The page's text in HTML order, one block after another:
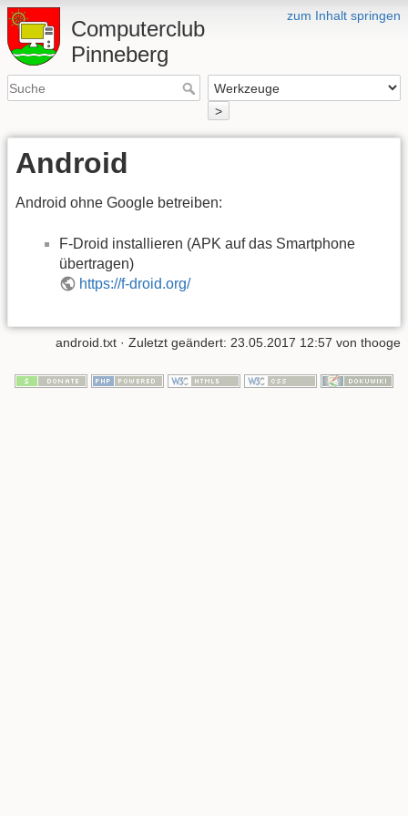
zum Inhalt springen
Computerclub
Pinneberg
>
Android
Android ohne Google betreiben:
F-Droid installieren (APK auf das Smartphone
übertragen)
https://f-droid.org/
android.txt · Zuletzt geändert: 23.05.2017 12:57 von thooge